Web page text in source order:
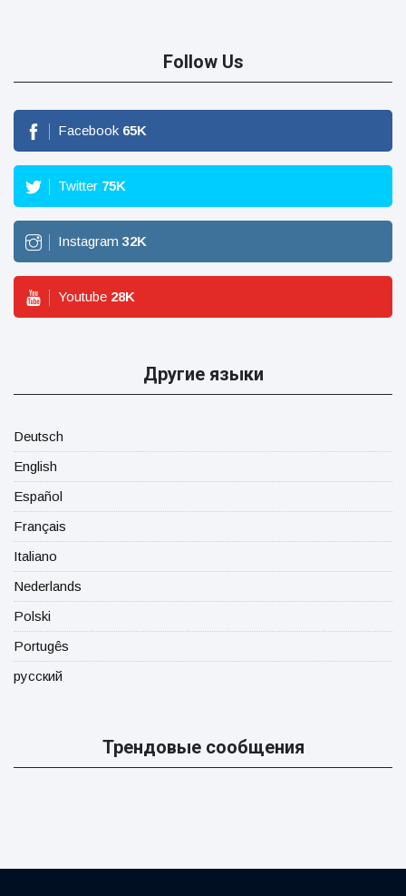
Follow Us
Facebook 65K
Twitter 75K
Instagram 32K
Youtube 28K
Другие языки
Deutsch
English
Español
Français
Italiano
Nederlands
Polski
Portugês
русский
Трендовые сообщения